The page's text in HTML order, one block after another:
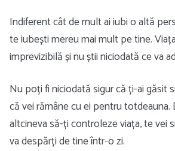
Indiferent cât de mult ai iubi o altă
te iubești mereu mai mult pe tine.
imprevizibilă și nu știi niciodată ce va
Nu poți fi niciodată sigur că ți-ai găsit
că vei rămâne cu ei pentru totdeauna.
altcineva să-ți controleze viața, te vei
va despărți de tine într-o zi.